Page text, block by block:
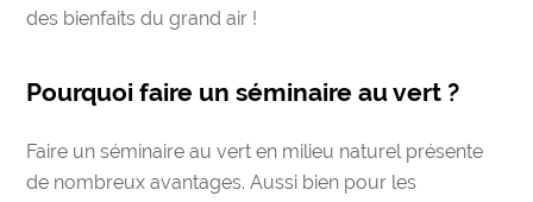
des bienfaits du grand air !
Pourquoi faire un séminaire au vert ?
Faire un séminaire au vert en milieu naturel présente
de nombreux avantages. Aussi bien pour les